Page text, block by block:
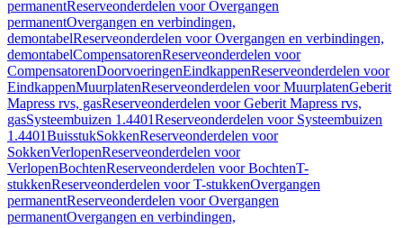
permanentReserveonderdelen voor Overgangen
permanentOvergangen en verbindingen,
demontabelReserveonderdelen voor Overgangen en verbindingen,
demontabelCompensatorenReserveonderdelen voor
CompensatorenDoorvoeringenEindkappenReserveonderdelen voor
EindkappenMuurplatenReserveonderdelen voor MuurplatenGeberit
Mapress rvs, gasReserveonderdelen voor Geberit Mapress rvs,
gasSysteembuizen 1.4401Reserveonderdelen voor Systeembuizen
1.4401BuisstukSokkenReserveonderdelen voor
SokkenVerlopenReserveonderdelen voor
VerlopenBochtenReserveonderdelen voor BochtenT-
stukkenReserveonderdelen voor T-stukkenOvergangen
permanentReserveonderdelen voor Overgangen
permanentOvergangen en verbindingen,